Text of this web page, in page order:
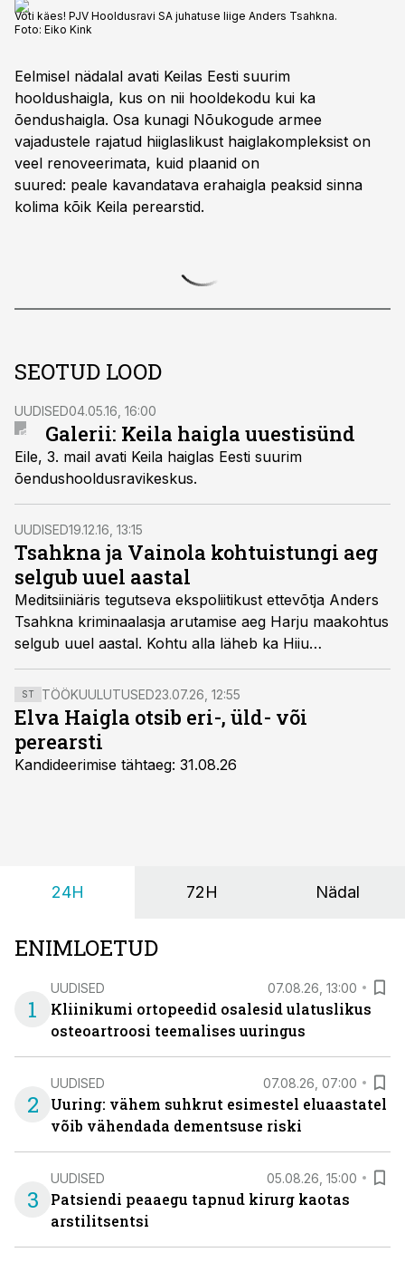
Võti käes! PJV Hooldusravi SA juhatuse liige Anders Tsahkna.
Foto: Eiko Kink
Eelmisel nädalal avati Keilas Eesti suurim
hooldushaigla, kus on nii hooldekodu kui ka
õendushaigla. Osa kunagi Nõukogude armee
vajadustele rajatud hiiglaslikust haiglakompleksist on
veel renoveerimata, kuid plaanid on
suured: peale kavandatava erahaigla peaksid sinna
kolima kõik Keila perearstid.
SEOTUD LOOD
UUDISED04.05.16, 16:00
Galerii: Keila haigla uuestisünd
Eile, 3. mail avati Keila haiglas Eesti suurim
õendushooldusravikeskus.
UUDISED19.12.16, 13:15
Tsahkna ja Vainola kohtuistungi aeg
selgub uuel aastal
Meditsiiniäris tegutseva ekspoliitikust ettevõtja Anders
Tsahkna kriminaalasja arutamise aeg Harju maakohtus
selgub uuel aastal. Kohtu alla läheb ka Hiiu
Ravikeskuse juht Kaidi Vainola.
ST TÖÖKUULUTUSED23.07.26, 12:55
Elva Haigla otsib eri-, üld- või
perearsti
Kandideerimise tähtaeg: 31.08.26
24H 72H Nädal
ENIMLOETUD
1
UUDISED 07.08.26, 13:00
Kliinikumi ortopeedid osalesid ulatuslikus
osteoartroosi teemalises uuringus
2
UUDISED 07.08.26, 07:00
Uuring: vähem suhkrut esimestel eluaastatel
võib vähendada dementsuse riski
3
UUDISED 05.08.26, 15:00
Patsiendi peaaegu tapnud kirurg kaotas
arstilitsentsi